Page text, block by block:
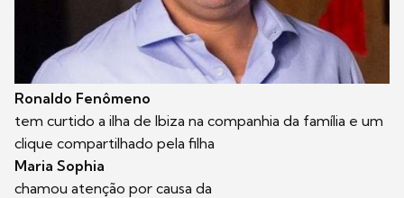
Ronaldo Fenômeno
tem curtido a ilha de Ibiza na companhia da família e um
clique compartilhado pela filha
Maria Sophia
chamou atenção por causa da